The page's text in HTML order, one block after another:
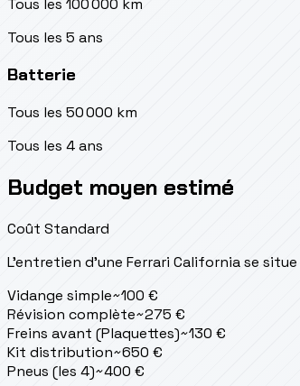
Tous les 100 000 km
Tous les 5 ans
Batterie
Tous les 50 000 km
Tous les 4 ans
Budget moyen estimé
Coût Standard
L'entretien d'une Ferrari California se situe
Vidange simple~100 €
Révision complète~275 €
Freins avant (Plaquettes)~130 €
Kit distribution~650 €
Pneus (les 4)~400 €